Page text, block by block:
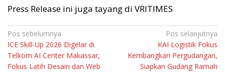
Press Release ini juga tayang di VRITIMES
Navigasi
pos
Pos sebelumnya
ICE Skill-Up 2026 Digelar di
Telkom AI Center Makassar,
Fokus Latih Desain dan Web
Pos selanjutnya
KAI Logistik Fokus
Kembangkan Pergudangan,
Siapkan Gudang Ramah